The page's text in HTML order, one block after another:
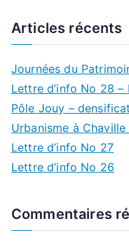
Articles récents
Journées du
Lettre d’info No 28
Pôle Jouy –
Urbanisme à
Lettre d’info No 27
Lettre d’info No 26
Commentaires